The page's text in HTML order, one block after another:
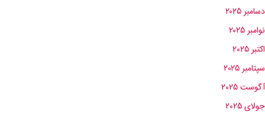
دسامبر 2025
نوامبر 2025
اکتبر 2025
سپتامبر 2025
آگوست 2025
جولای 2025